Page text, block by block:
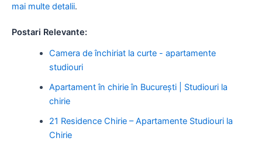
mai multe detalii.
Postari Relevante:
Camera de închiriat la curte - apartamente
studiouri
Apartament în chirie în București | Studiouri la
chirie
21 Residence Chirie – Apartamente Studiouri la
Chirie